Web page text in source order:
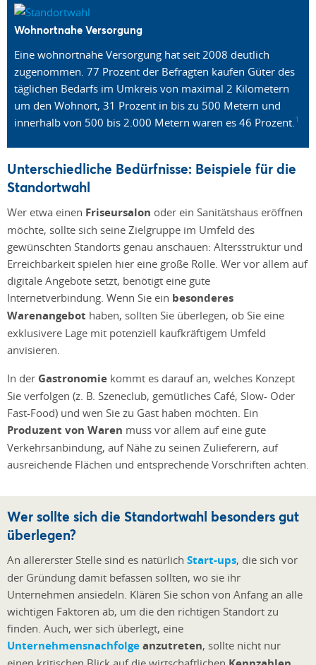
Wohnortnahe Versorgung
Eine wohnortnahe Versorgung hat seit 2008 deutlich
zugenommen. 77 Prozent der Befragten kaufen Güter des
täglichen Bedarfs im Umkreis von maximal 2 Kilometern
um den Wohnort, 31 Prozent in bis zu 500 Metern und
innerhalb von 500 bis 2.000 Metern waren es 46 Prozent. 1
Unterschiedliche Bedürfnisse: Beispiele für die
Standortwahl
Wer etwa einen Friseursalon oder ein Sanitätshaus eröffnen
möchte, sollte sich seine Zielgruppe im Umfeld des
gewünschten Standorts genau anschauen: Altersstruktur und
Erreichbarkeit spielen hier eine große Rolle. Wer vor allem auf
digitale Angebote setzt, benötigt eine gute
Internetverbindung. Wenn Sie ein besonderes
Warenangebot haben, sollten Sie überlegen, ob Sie eine
exklusivere Lage mit potenziell kaufkräftigem Umfeld
anvisieren.
In der Gastronomie kommt es darauf an, welches Konzept
Sie verfolgen (z. B. Szeneclub, gemütliches Café, Slow- Oder
Fast-Food) und wen Sie zu Gast haben möchten. Ein
Produzent von Waren muss vor allem auf eine gute
Verkehrsanbindung, auf Nähe zu seinen Zulieferern, auf
ausreichende Flächen und entsprechende Vorschriften achten.
Wer sollte sich die Standortwahl besonders gut
überlegen?
An allererster Stelle sind es natürlich Start-ups, die sich vor
der Gründung damit befassen sollten, wo sie ihr
Unternehmen ansiedeln. Klären Sie schon von Anfang an alle
wichtigen Faktoren ab, um die den richtigen Standort zu
finden. Auch, wer sich überlegt, eine
Unternehmensnachfolgeanzutreten, sollte nicht nur